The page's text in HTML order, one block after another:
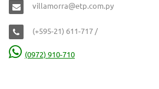
villamorra@etp.com.py
(+595-21) 611-717 /
(0972) 910-710